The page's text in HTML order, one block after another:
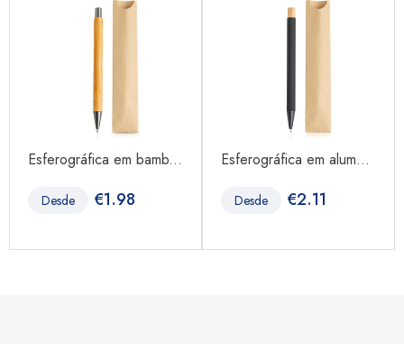
Esferográfica em bamb...
Desde €1.98
Esferográfica em alum...
Desde €2.11